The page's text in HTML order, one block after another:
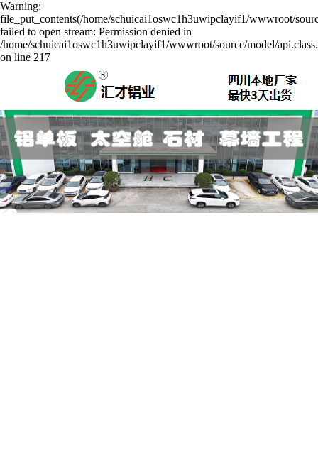
Warning:
file_put_contents(/home/schuicai1oswc1h3uwipclayif1/wwwroot/
failed to open stream: Permission denied in
/home/schuicai1oswc1h3uwipclayif1/wwwroot/source/model/
on line 217